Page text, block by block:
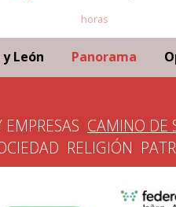
horas
León Panorama
CAMINO DE
RELIGIÓN